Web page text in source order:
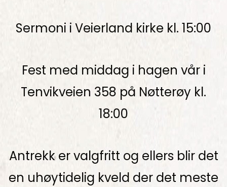
Sermoni i Veierland kirke kl. 15:00
Fest med middag i hagen vår i
Tenvikveien 358 på Nøtterøy kl.
18:00
Antrekk er valgfritt og ellers blir det
en uhøytidelig kveld der det meste